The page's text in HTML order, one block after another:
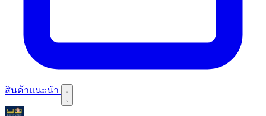
สินค้าแนะนำ